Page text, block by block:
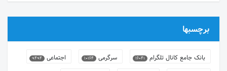
برچسبها
بانک جامع کانال تلگرام 16041 سرگرمی 10164 اجتماعی 9494